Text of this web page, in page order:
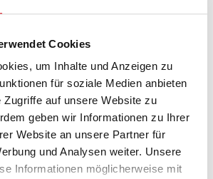
Cookies
um Inhalte und Anzeigen zu
für soziale Medien anbieten
Zugriffe auf unsere Website zu
geben wir Informationen zu Ihrer
Website an unsere Partner für
und Analysen weiter. Unsere
Informationen möglicherweise mit
bzw. höheren
>